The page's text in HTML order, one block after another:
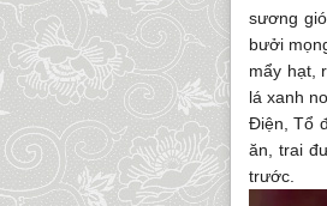
sương
bưởi
mẩy hạt,
lá xanh
Điện, Tổ
ăn, trai
trước.